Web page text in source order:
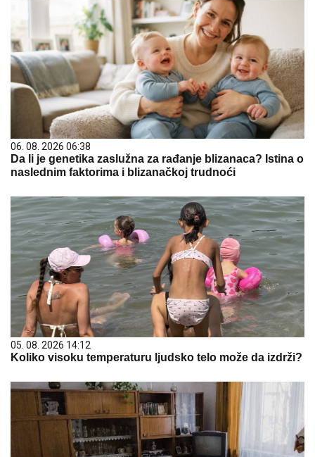
06. 08. 2026 06:38
Da li je genetika zaslužna za rađanje blizanaca? Istina o
naslednim faktorima i blizanačkoj trudnoći
05. 08. 2026 14:12
Koliko visoku temperaturu ljudsko telo može da izdrži?